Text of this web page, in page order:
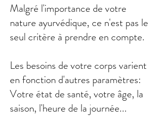
Malgré l'importance de votre
nature ayurvédique, ce n'est pas le
seul critère à prendre en compte.
Les besoins de votre corps varient
en fonction d'autres paramètres:
Votre état de santé, votre âge, la
saison, l'heure de la journée...